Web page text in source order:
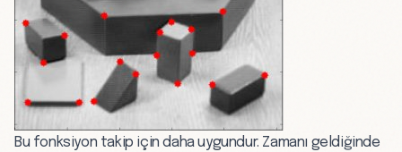
Bu fonksiyon takip için daha uygundur. Zamanı geldiğinde